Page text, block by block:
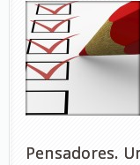
Pensadores.